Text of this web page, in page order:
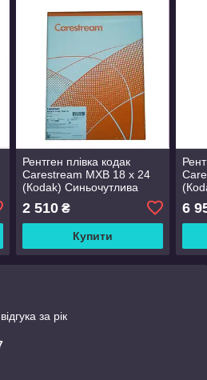
Рентген плівка кодак
Carestream МХВ 18 х 24
(Коdak) Синьочутлива
2 510₴
Купити
6
за рік